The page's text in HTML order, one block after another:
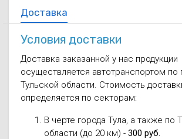
Доставка
Условия доставки
Доставка заказанной у нас продукции
осуществляется автотранспортом по
Тульской области. Стоимость
определяется по секторам:
В черте города Тула, а также по
области (до 20 км) - 300 руб.